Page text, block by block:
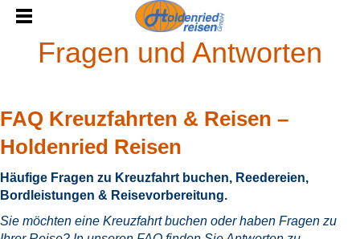
Fragen und Antworten
FAQ Kreuzfahrten & Reisen –
Holdenried Reisen
Häufige Fragen zu Kreuzfahrt buchen, Reedereien,
Bordleistungen & Reisevorbereitung.
Sie möchten eine Kreuzfahrt buchen oder haben Fragen zu